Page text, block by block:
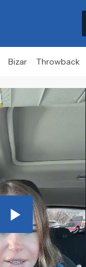
Bizar Throwback
Play
Video